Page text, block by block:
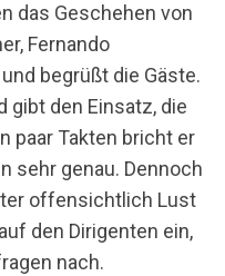
das Geschehen von
Fernando
begrüßt die Gäste.
gibt den Einsatz, die
paar Takten bricht er
sehr genau. Dennoch
offensichtlich Lust
den Dirigenten ein,
nach.